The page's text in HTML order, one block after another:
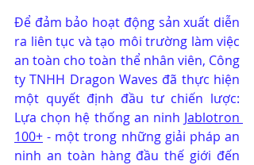
Để đảm bảo hoạt động sản xuất diễn
ra liên tục và tạo môi trường làm việc
an toàn cho toàn thể nhân viên, Công
ty TNHH Dragon Waves đã thực hiện
một quyết định đầu tư chiến lược:
Lựa chọn hệ thống an ninh Jablotron
100+ - một trong những giải pháp an
ninh an toàn hàng đầu thế giới đến